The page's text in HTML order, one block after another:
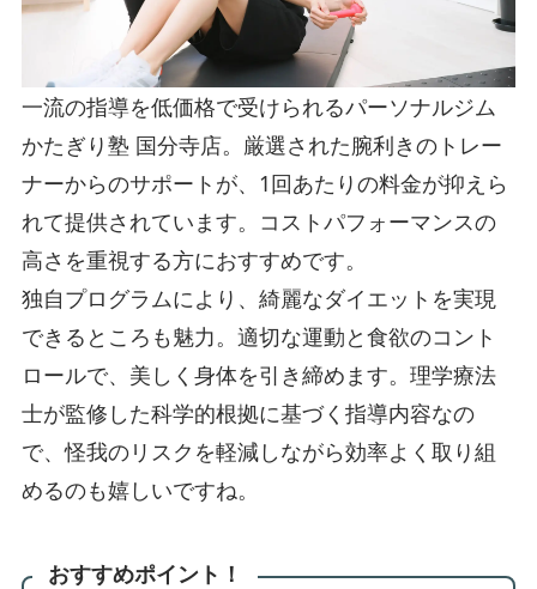
一流の指導を低価格で受けられるパーソナルジム
かたぎり塾 国分寺店。厳選された腕利きのトレー
ナーからのサポートが、1回あたりの料金が抑えら
れて提供されています。コストパフォーマンスの
高さを重視する方におすすめです。
独自プログラムにより、綺麗なダイエットを実現
できるところも魅力。適切な運動と食欲のコント
ロールで、美しく身体を引き締めます。理学療法
士が監修した科学的根拠に基づく指導内容なの
で、怪我のリスクを軽減しながら効率よく取り組
めるのも嬉しいですね。
おすすめポイント！